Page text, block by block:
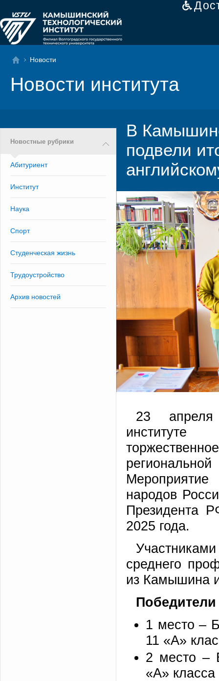
Новости
Новости института
Новостные рубрики
Абитуриент
Институт
Наука
Спорт
Студенческая жизнь
Трудоустройство
Архив новостей
В
подвели
23 апреля
институте
народов
Президента
2025 года.
среднего
из Камышина
1 место –
11 «А»
2 место –
«А»